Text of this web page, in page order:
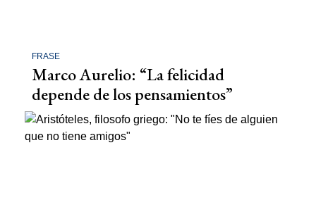
FRASE
Marco Aurelio: “La felicidad
depende de los pensamientos”